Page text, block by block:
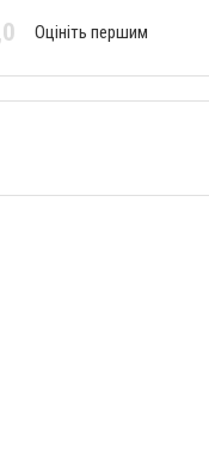
Оцініть першим